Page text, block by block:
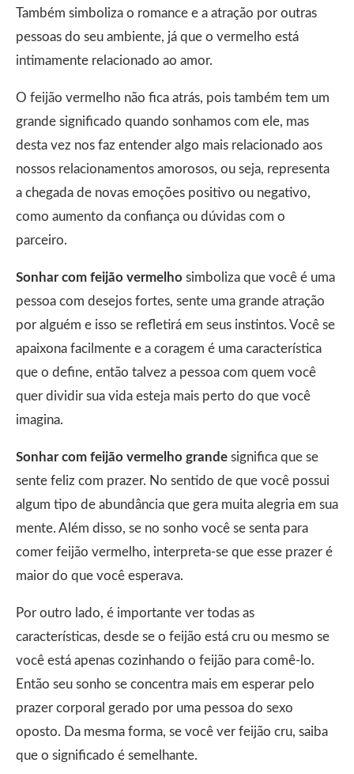
Também simboliza o romance e a atração por outras
pessoas do seu ambiente, já que o vermelho está
intimamente relacionado ao amor.
O feijão vermelho não fica atrás, pois também tem um
grande significado quando sonhamos com ele, mas
desta vez nos faz entender algo mais relacionado aos
nossos relacionamentos amorosos, ou seja, representa
a chegada de novas emoções positivo ou negativo,
como aumento da confiança ou dúvidas com o
parceiro.
Sonhar com feijão vermelho simboliza que você é uma
pessoa com desejos fortes, sente uma grande atração
por alguém e isso se refletirá em seus instintos. Você se
apaixona facilmente e a coragem é uma característica
que o define, então talvez a pessoa com quem você
quer dividir sua vida esteja mais perto do que você
imagina.
Sonhar com feijão vermelho grande significa que se
sente feliz com prazer. No sentido de que você possui
algum tipo de abundância que gera muita alegria em sua
mente. Além disso, se no sonho você se senta para
comer feijão vermelho, interpreta-se que esse prazer é
maior do que você esperava.
Por outro lado, é importante ver todas as
características, desde se o feijão está cru ou mesmo se
você está apenas cozinhando o feijão para comê-lo.
Então seu sonho se concentra mais em esperar pelo
prazer corporal gerado por uma pessoa do sexo
oposto. Da mesma forma, se você ver feijão cru, saiba
que o significado é semelhante.